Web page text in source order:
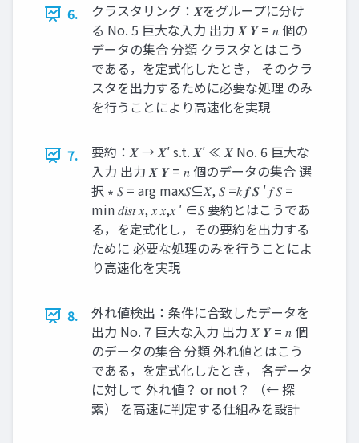
6.
クラスタリング：𝑿をグループに分け
る No. 5 巨大な入力 出力 𝑿 𝒀 = 𝑛 個の
データの集合 分類 クラスタとはこう
である，を定式化したとき， そのクラ
スタを出力するために必要な処理 のみ
を行うことにより高速化を実現
7.
要約：𝑿 → 𝑿′ s.t. 𝑿′ ≪ 𝑿 No. 6 巨大な
入力 出力 𝑿 𝒀 = 𝑛 個のデータの集合 選
択 ∗ 𝑆 = arg max𝑆⊆𝑋, 𝑆 =𝑘 𝒇 𝑺 ′ 𝑓 𝑆 =
min 𝑑𝑖𝑠𝑡 𝑥, 𝑥 𝑥,𝑥 ′ ∈𝑆 要約とはこうであ
る，を定式化し，その要約を出力する
ために 必要な処理のみを行うことによ
り高速化を実現
8.
外れ値検出：条件に合致したデータを
出力 No. 7 巨大な入力 出力 𝑿 𝒀 = 𝑛 個
のデータの集合 分類 外れ値とはこう
である，を定式化したとき， 各データ
に対して 外れ値？ or not？ （← 探
索） を高速に判定する仕組みを設計